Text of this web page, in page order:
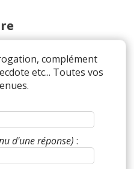
les chiffres de
les premiers un peu
DU SITE
un désagrément
complément
etc... Toutes vos
d'une réponse) :